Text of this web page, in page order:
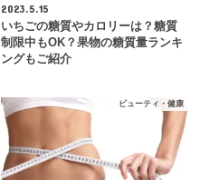
2023.5.15
いちごの糖質やカロリーは？糖質
制限中もOK？果物の糖質量ランキ
ングもご紹介
ビューティ・健康